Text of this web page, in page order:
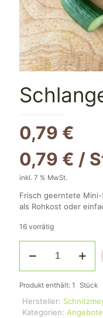
0,79 €
0,79 € /
inkl. 7 % MwSt.
Frisch geerntete
als Rohkost oder
16 vorrätig
(mini)
Produkt enthält: 1 Stück
Hersteller:
Kategorien: